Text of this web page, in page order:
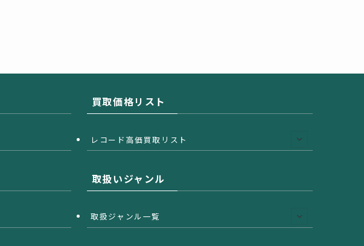
買取価格リスト
レコード高価買取リスト
取扱いジャンル
取扱ジャンル一覧